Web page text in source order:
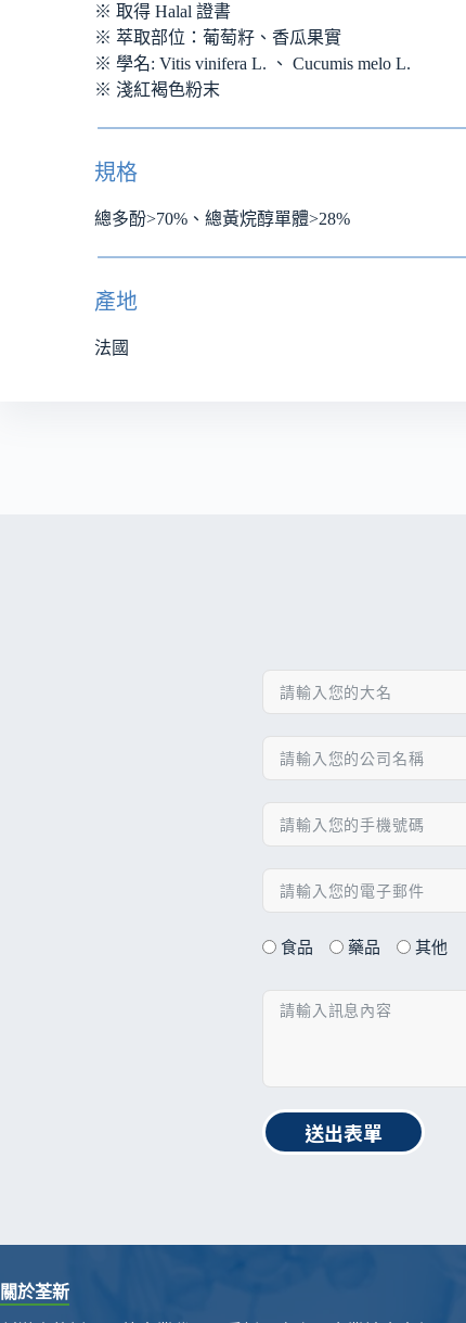
※ 取得 Halal 證書
※ 萃取部位：葡萄籽、香瓜果實
※ 學名: Vitis vinifera L. 、 Cucumis melo L.
※ 淺紅褐色粉末
規格
總多酚>70%、總黃烷醇單體>28%
產地
法國
食品 藥品 其他
送出表單
關於荃新